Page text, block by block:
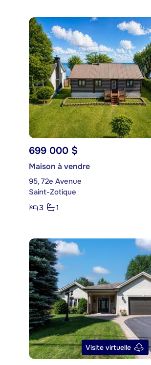
699 000 $
Maison à vendre
95, 72e Avenue
Saint-Zotique
3
1
Visite virtuelle